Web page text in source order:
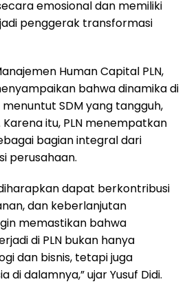
emosional dan memiliki
penggerak transformasi
Human Capital PLN,
bahwa dinamika di
SDM yang tangguh,
itu, PLN menempatkan
bagian integral dari
perusahaan.
dapat berkontribusi
dan keberlanjutan
memastikan bahwa
di PLN bukan hanya
dan bisnis, tetapi juga
di dalamnya,” ujar Yusuf Didi.